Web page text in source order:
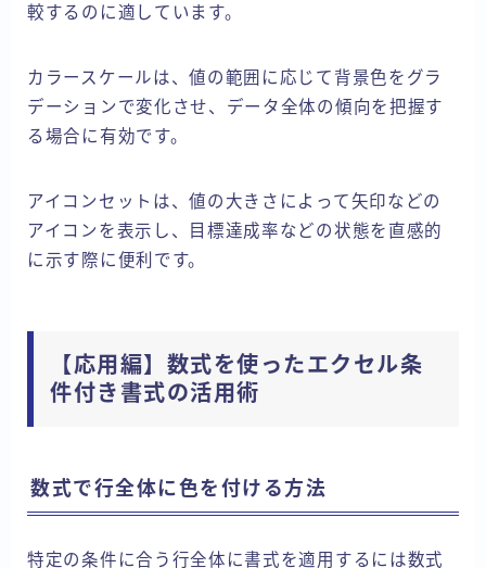
較するのに適しています。
カラースケールは、値の範囲に応じて背景色をグラ
デーションで変化させ、データ全体の傾向を把握す
る場合に有効です。
アイコンセットは、値の大きさによって矢印などの
アイコンを表示し、目標達成率などの状態を直感的
に示す際に便利です。
【応用編】数式を使ったエクセル条
件付き書式の活用術
数式で行全体に色を付ける方法
特定の条件に合う行全体に書式を適用するには数式